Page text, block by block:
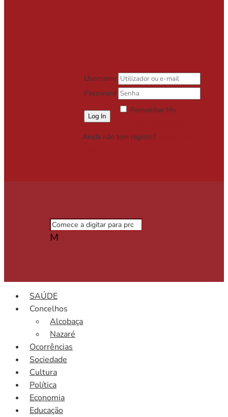
Username
Password
Remember Me
Ainda não tem registo?
M
SAÚDE
Concelhos
Alcobaça
Nazaré
Ocorrências
Sociedade
Cultura
Política
Economia
Educação